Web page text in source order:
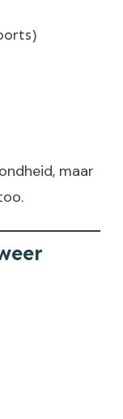
maar